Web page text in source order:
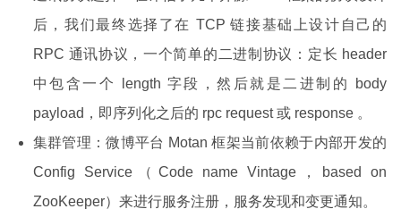
后，我们最终选择了在 TCP 链接基础上设计自己的
RPC 通讯协议，一个简单的二进制协议：定长 header
中包含一个 length 字段，然后就是二进制的 body
payload，即序列化之后的 rpc request 或 response 。
集群管理：微博平台 Motan 框架当前依赖于内部开发的
Config Service（Code name Vintage，based on
ZooKeeper）来进行服务注册，服务发现和变更通知。